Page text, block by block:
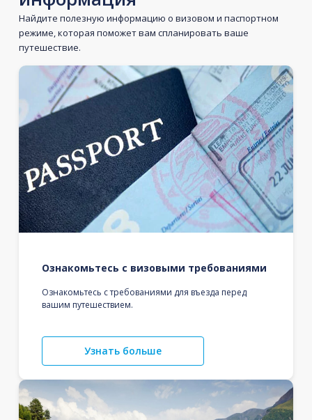
Найдите полезную информацию о визовом и паспортном
режиме, которая поможет вам спланировать ваше
путешествие.
Ознакомьтесь с визовыми требованиями
Ознакомьтесь с требованиями для въезда перед
вашим путешествием.
Узнать больше